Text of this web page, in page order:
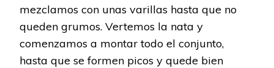
mezclamos con unas varillas hasta que no
queden grumos. Vertemos la nata y
comenzamos a montar todo el conjunto,
hasta que se formen picos y quede bien